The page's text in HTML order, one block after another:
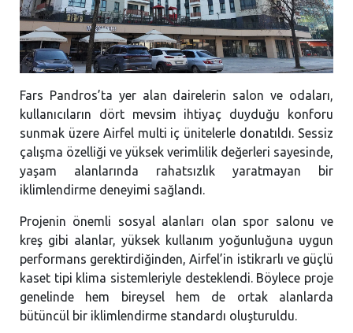
Fars Pandros’ta yer alan dairelerin salon ve odaları,
kullanıcıların dört mevsim ihtiyaç duyduğu konforu
sunmak üzere Airfel multi iç ünitelerle donatıldı. Sessiz
çalışma özelliği ve yüksek verimlilik değerleri sayesinde,
yaşam alanlarında rahatsızlık yaratmayan bir
iklimlendirme deneyimi sağlandı.
Projenin önemli sosyal alanları olan spor salonu ve
kreş gibi alanlar, yüksek kullanım yoğunluğuna uygun
performans gerektirdiğinden, Airfel’in istikrarlı ve güçlü
kaset tipi klima sistemleriyle desteklendi. Böylece proje
genelinde hem bireysel hem de ortak alanlarda
bütüncül bir iklimlendirme standardı oluşturuldu.